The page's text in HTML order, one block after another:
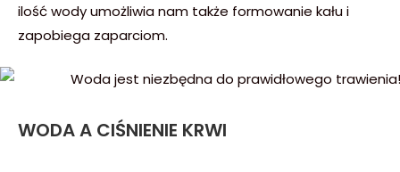
ilość wody umożliwia nam także formowanie kału i
zapobiega zaparciom.
WODA A CIŚNIENIE KRWI